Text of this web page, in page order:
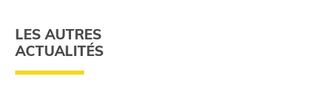
LES AUTRES
ACTUALITÉS